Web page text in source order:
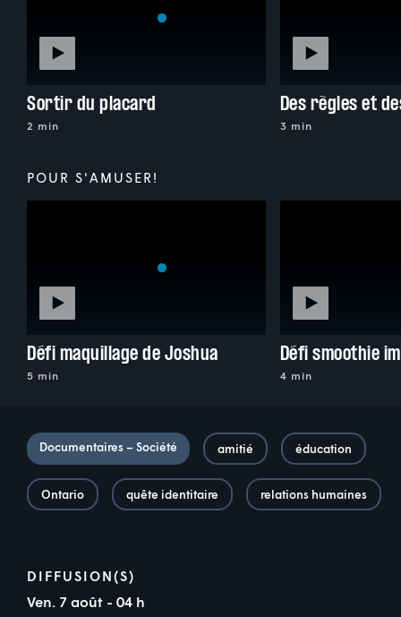
Sortir du placard
2 min
Des règles et
3 min
POUR S'AMUSER!
Défi maquillage de Joshua
5 min
Défi smoothie
4 min
Documentaires – Société amitié éducation
Ontario quête identitaire relations humaines
DIFFUSION(S)
Ven. 7 août - 04 h